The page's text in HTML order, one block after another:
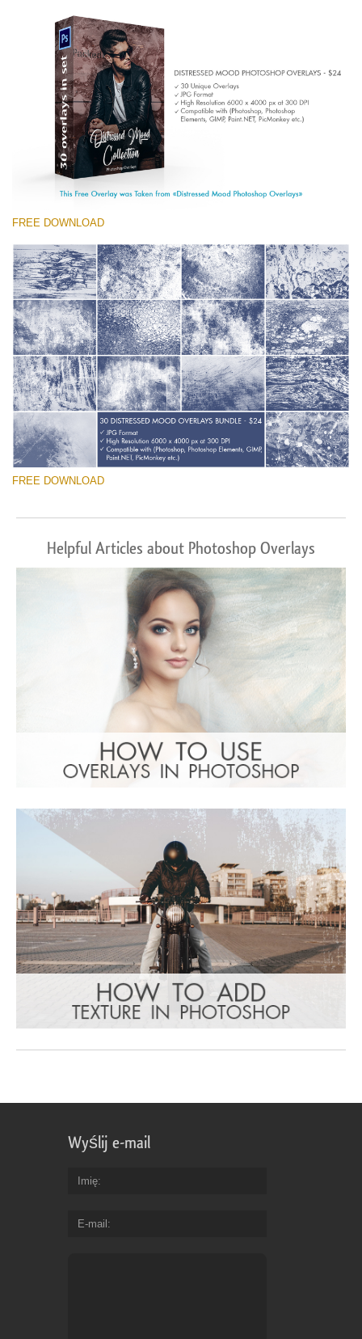
Entire Collection
(1783 Overlays)
Large 6000*4000px
Darmowe Pobieranie
FREE DOWNLOAD
FREE DOWNLOAD
Helpful Articles about Photoshop Overlays
Wyślij e-mail
Imię
E-mail